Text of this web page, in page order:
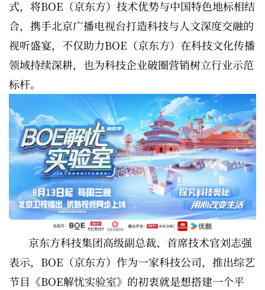
式，将BOE（京东方）技术优势与中国特色地标相结
合，携手北京广播电视台打造科技与人文深度交融的
视听盛宴，不仅助力BOE（京东方）在科技文化传播
领域持续深耕，也为科技企业破圈营销树立行业示范
标杆。
京东方科技集团高级副总裁、首席技术官刘志强
表示，BOE（京东方）作为一家科技公司，推出综艺
节目《BOE解忧实验室》的初衷就是想搭建一个平